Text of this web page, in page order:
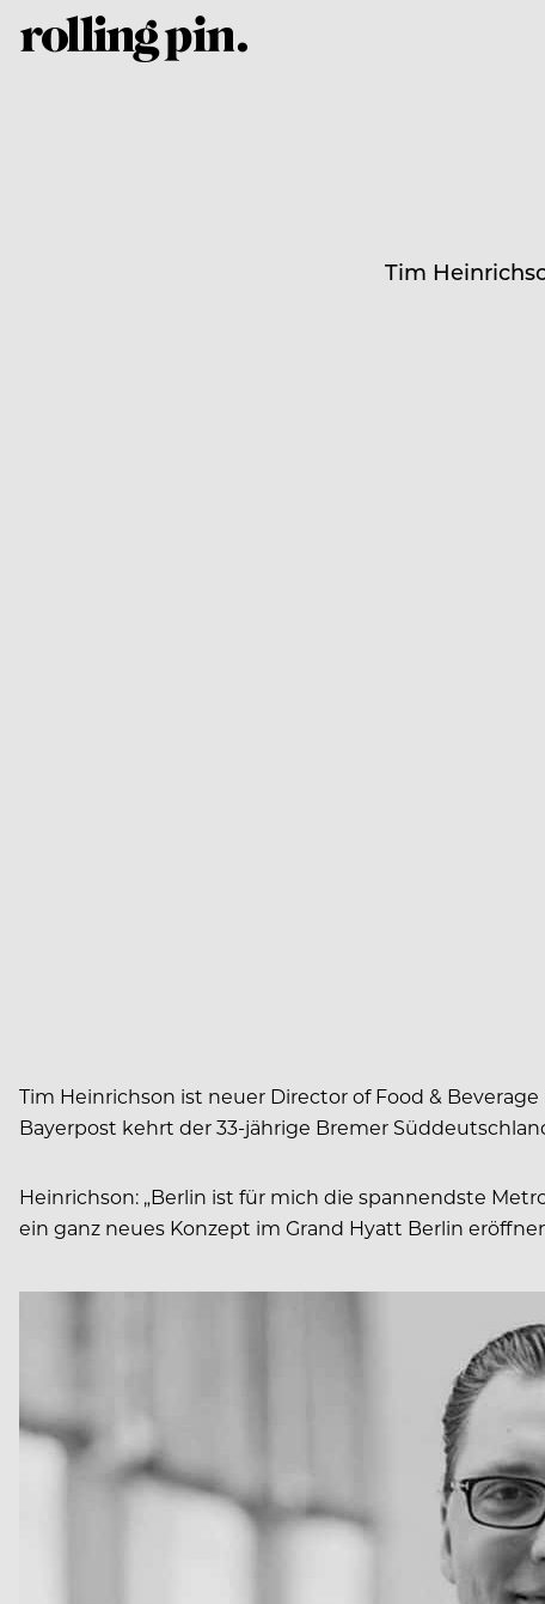
Tim
Tim Heinrichson ist neuer Director of Food &
Bayerpost kehrt der 33-jährige Bremer
Heinrichson: „Berlin ist für mich die spannendste
ein ganz neues Konzept im Grand Hyatt Berlin